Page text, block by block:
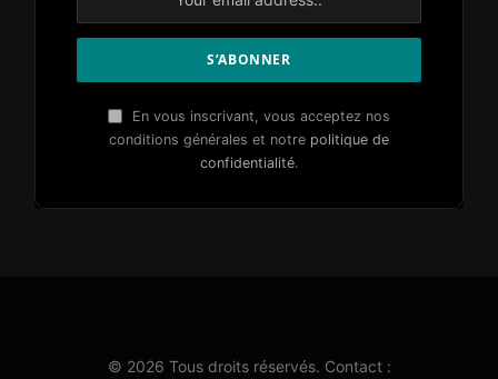
En vous inscrivant, vous acceptez nos
conditions générales et notre politique de
confidentialité.
© 2026 Tous droits réservés. Contact :